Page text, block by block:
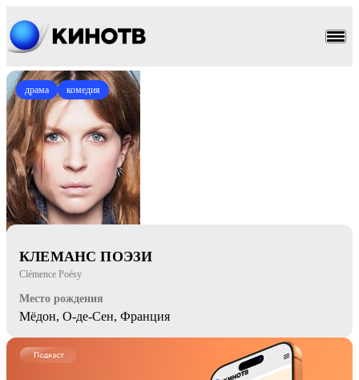
драма комедия
КЛЕМАНС ПОЭЗИ
Clémence Poésy
Место рождения
Мёдон, О-де-Сен, Франция